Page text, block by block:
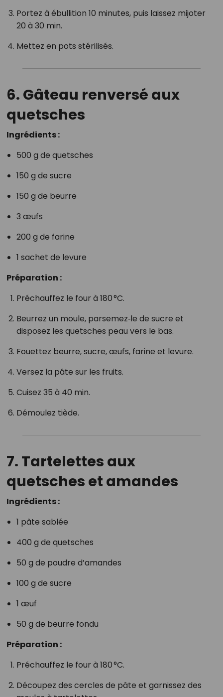
Portez à ébullition 10 minutes, puis laissez mijoter
20 à 30 min.
Mettez en pots stérilisés.
6. Gâteau renversé aux
quetsches
Ingrédients :
500 g de quetsches
150 g de sucre
150 g de beurre
3 œufs
200 g de farine
1 sachet de levure
Préparation :
Préchauffez le four à 180 °C.
Beurrez un moule, parsemez‑le de sucre et
disposez les quetsches peau vers le bas.
Fouettez beurre, sucre, œufs, farine et levure.
Versez la pâte sur les fruits.
Cuisez 35 à 40 min.
Démoulez tiède.
7. Tartelettes aux
quetsches et amandes
Ingrédients :
1 pâte sablée
400 g de quetsches
50 g de poudre d’amandes
100 g de sucre
1 œuf
50 g de beurre fondu
Préparation :
Préchauffez le four à 180 °C.
Découpez des cercles de pâte et garnissez des